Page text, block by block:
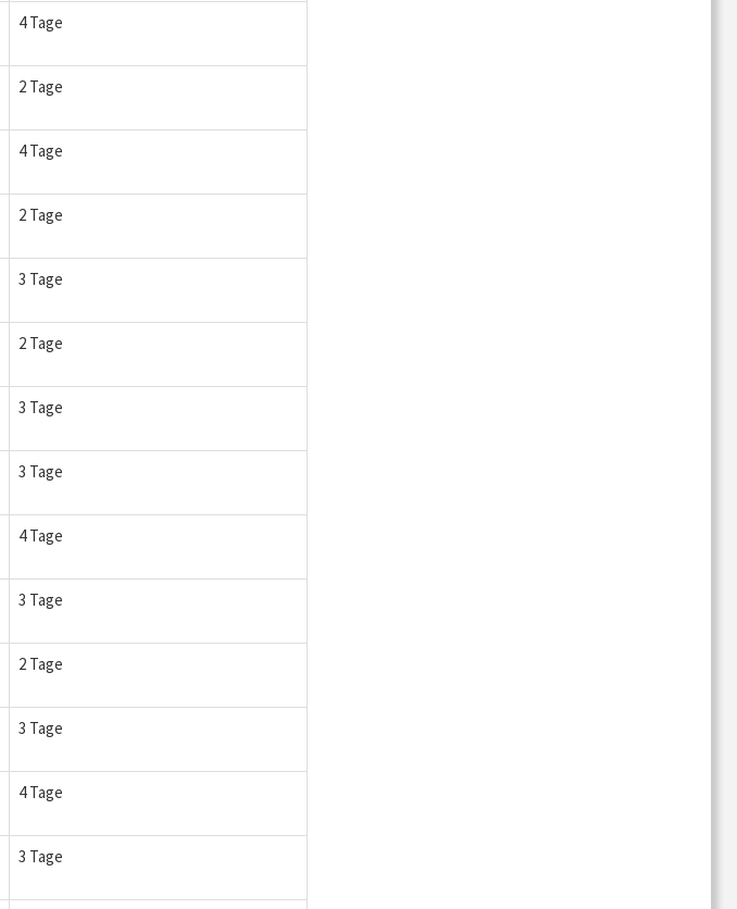
4 Tage
2 Tage
4 Tage
2 Tage
3 Tage
2 Tage
3 Tage
3 Tage
4 Tage
3 Tage
2 Tage
3 Tage
4 Tage
3 Tage